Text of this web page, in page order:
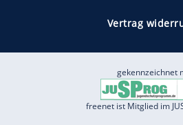
Vertrag
gekennzeichnet
freenet ist Mitglied im